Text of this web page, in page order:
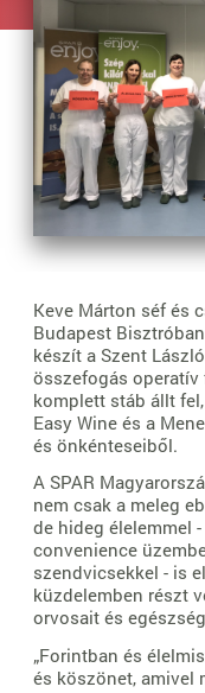
Keve Márton séf és
Budapest
készít a Szent
összefogás operatív
komplett stáb állt
Easy Wine és a
és önkénteseiből.
A SPAR
nem csak a meleg
de hideg élelemmel
convenience
szendvicsekkel - is
küzdelemben részt
orvosait és
„Forintban és
és köszönet, amivel